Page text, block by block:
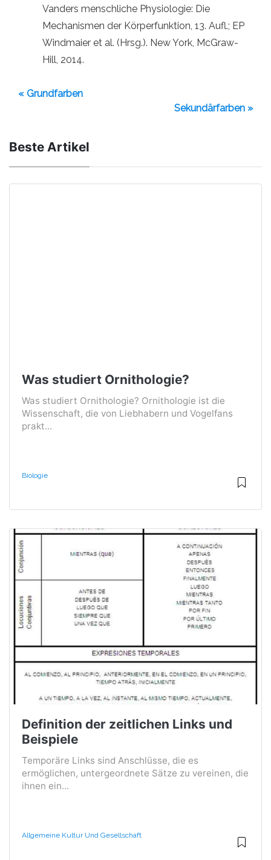
Vanders menschliche Physiologie: Die
Mechanismen der Körperfunktion, 13. Aufl.; EP
Windmaier et al. (Hrsg.). New York, McGraw-
Hill, 2014.
« Grundfarben
Sekundärfarben »
Beste Artikel
Was studiert Ornithologie?
Was studiert Ornithologie? Ornithologie ist die
Wissenschaft, die von Liebhabern und Vogelfans
prakt...
Biologie
Definition der zeitlichen Links und
Beispiele
Temporäre Links sind Anschlüsse, die es
ermöglichen, untergeordnete Sätze zu vereinen, die
ihnen ein...
Allgemeine Kultur Und Gesellschaft